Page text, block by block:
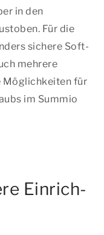
in den
Für die
sichere Soft-
mehrere
Möglichkeiten für
im Summio
E­inr­ich­